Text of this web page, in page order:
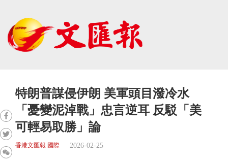
特朗普謀侵伊朗 美軍頭目潑冷水
「憂變泥淖戰」忠言逆耳 反駁「美
可輕易取勝」論
香港文匯報 國際 2026-02-25